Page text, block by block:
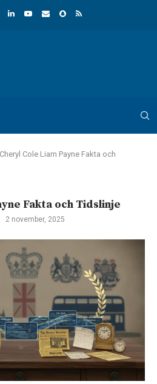
Cheryl Cole Liam Payne Fakta och
Fakta och Tidslinje
2 november, 2025